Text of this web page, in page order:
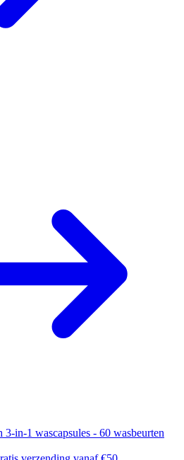
3-in-1 wascapsules - 60 wasbeurten